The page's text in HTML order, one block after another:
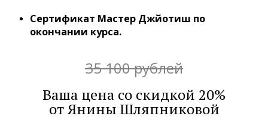
Сертификат Мастер Джйотиш по
окончании курса.
35 100 рублей
Ваша цена со скидкой 20%
от Янины Шляпниковой